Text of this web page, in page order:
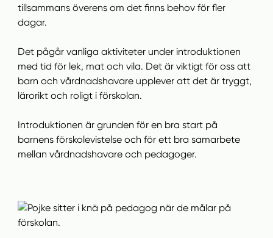
tillsammans överens om det finns behov för fler
dagar.
Det pågår vanliga aktiviteter under introduktionen
med tid för lek, mat och vila. Det är viktigt för oss att
barn och vårdnadshavare upplever att det är tryggt,
lärorikt och roligt i förskolan.
Introduktionen är grunden för en bra start på
barnens förskolevistelse och för ett bra samarbete
mellan vårdnadshavare och pedagoger.